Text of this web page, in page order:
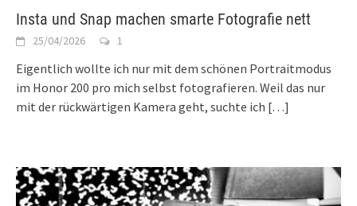
Insta und Snap machen smarte Fotografie nett
25/04/2026 1
Eigentlich wollte ich nur mit dem schönen Portraitmodus
im Honor 200 pro mich selbst fotografieren. Weil das nur
mit der rückwärtigen Kamera geht, suchte ich […]